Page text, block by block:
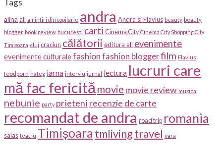
Tags
alina all amintiri din copilarie andra Andra si Flavius beauty beauty
blogger book review bucuresti carti Cinema City Cinema City Shopping City
Timisoara cluj craciun călătorii editura all evenimente
evenimente culturalefashion fashion bloggerfilm Flavius
foodporn hateg iarna interviu jurnal lectura lucruri care
mă fac fericitămovie movie review muzica
nebunie party prieteni recenzie de carte
recomandat de andra road trip romania
salas teatru Timișoara tmlivingtravel vara